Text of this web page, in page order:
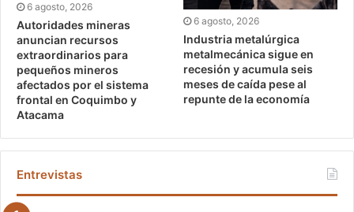
6 agosto, 2026
Autoridades mineras
anuncian recursos
extraordinarios para
pequeños mineros
afectados por el sistema
frontal en Coquimbo y
Atacama
6 agosto, 2026
Industria metalúrgica
metalmecánica sigue en
recesión y acumula seis
meses de caída pese al
repunte de la economía
Entrevistas